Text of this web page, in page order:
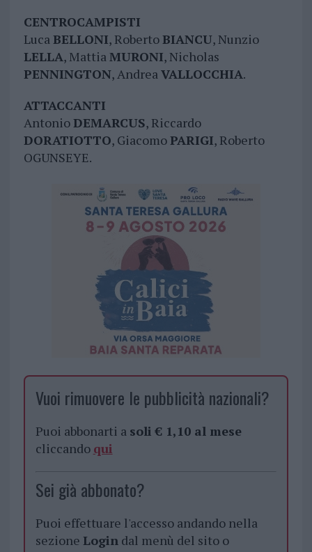
CENTROCAMPISTI
LucaBELLONI, RobertoBIANCU, Nunzio
LELLA, MattiaMURONI, Nicholas
PENNINGTON, AndreaVALLOCCHIA.
ATTACCANTI
AntonioDEMARCUS, Riccardo
DORATIOTTO, GiacomoPARIGI, Roberto
OGUNSEYE.
Vuoi rimuovere le pubblicità nazionali?
Puoi abbonarti a soli € 1,10 al mese
cliccando qui
Sei già abbonato?
Puoi effettuare l'accesso andando nella
sezione Logindal menù del sito o